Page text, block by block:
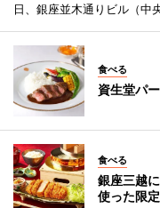
日、銀座並木通りビル（中
食べる
資生堂パ
食べる
銀座三越
使った限